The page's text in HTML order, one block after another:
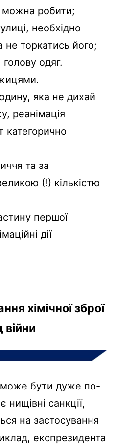
можна робити;
необхідно
не торкатись його;
одяг.
яка не дихай
реанімація
категорично
та за
(!) кількістю
першої
дії
хімічної зброї
війни
може бути дуже по-
нищівні санкції,
на застосування
експрезидента